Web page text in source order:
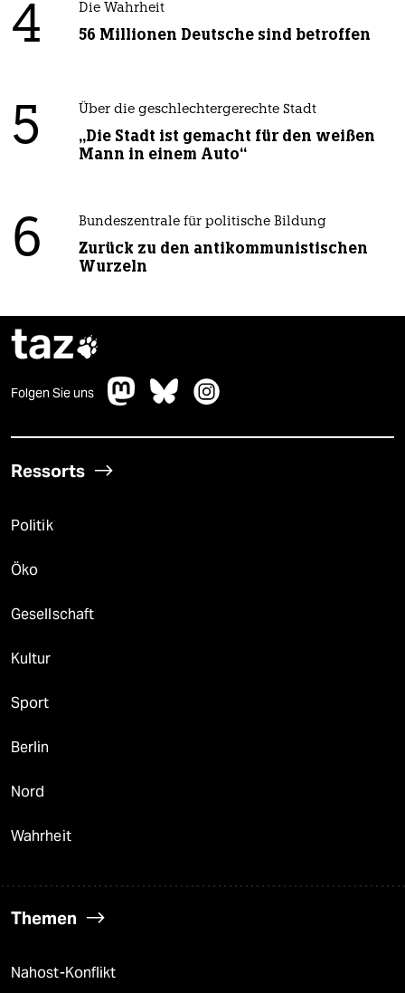
4 Die Wahrheit
56 Millionen Deutsche sind betroffen
5 Über die geschlechtergerechte Stadt
„Die Stadt ist gemacht für den weißen
Mann in einem Auto“
6 Bundeszentrale für politische Bildung
Zurück zu den antikommunistischen
Wurzeln
taz
Folgen Sie uns
Ressorts
Politik
Öko
Gesellschaft
Kultur
Sport
Berlin
Nord
Wahrheit
Themen
Nahost-Konflikt